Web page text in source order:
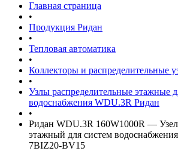
Главная страница
•
Продукция Ридан
•
Тепловая автоматика
•
Коллекторы и распределительные
•
Узлы распределительные этажные
водоснабжения WDU.3R Ридан
•
Ридан WDU.3R 160W1000R — Узел
этажный для систем
7BIZ20-BV15